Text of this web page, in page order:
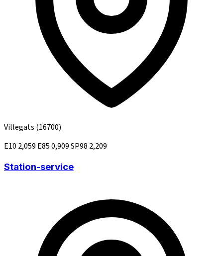
Villegats (16700)
E10 2,059 E850,909SP98 2,209
Station-service